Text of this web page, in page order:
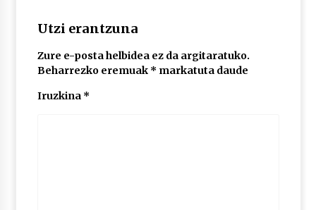
Tiga, Twisted Teens, Underscores, Habia
2026/07/02
Utzi erantzuna
Zure e-posta helbidea ez da argitaratuko.
Beharrezko eremuak * markatuta daude
Iruzkina *